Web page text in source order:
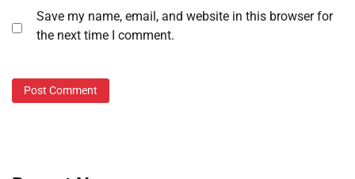
Save my name, email, and website in this browser for
the next time I comment.